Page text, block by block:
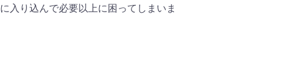
入り込んで必要以上に困ってしまいま